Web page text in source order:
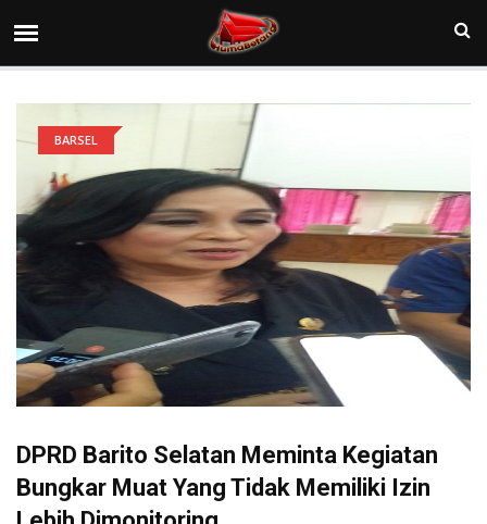
BARSEL
DPRD Barito Selatan Meminta Kegiatan
Bungkar Muat Yang Tidak Memiliki Izin